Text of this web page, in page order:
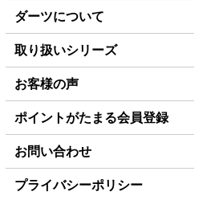
ダーツについて
取り扱いシリーズ
お客様の声
ポイントがたまる会員登録
お問い合わせ
プライバシーポリシー